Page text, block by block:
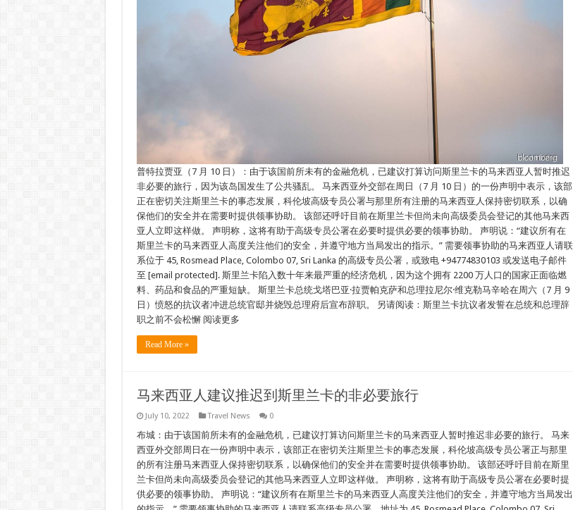
普特拉贾亚（7 月 10 日）：由于该国前所未有的金融危机，已建议打算访问斯里兰卡的马来西亚人暂时推迟
非必要的旅行，因为该岛国发生了公共骚乱。 马来西亚外交部在周日（7 月 10 日）的一份声明中表示，该部
正在密切关注斯里兰卡的事态发展，科伦坡高级专员公署与那里所有注册的马来西亚人保持密切联系，以确
保他们的安全并在需要时提供领事协助。 该部还呼吁目前在斯里兰卡但尚未向高级委员会登记的其他马来西
亚人立即这样做。 声明称，这将有助于高级专员公署在必要时提供必要的领事协助。 声明说：“建议所有在
斯里兰卡的马来西亚人高度关注他们的安全，并遵守地方当局发出的指示。” 需要领事协助的马来西亚人请联
系位于 45, Rosmead Place, Colombo 07, Sri Lanka 的高级专员公署，或致电 +94774830103 或发送电子邮件
至 [email protected]. 斯里兰卡陷入数十年来最严重的经济危机，因为这个拥有 2200 万人口的国家正面临燃
料、药品和食品的严重短缺。 斯里兰卡总统戈塔巴亚·拉贾帕克萨和总理拉尼尔·维克勒马辛哈在周六（7 月 9
日）愤怒的抗议者冲进总统官邸并烧毁总理府后宣布辞职。 另请阅读：斯里兰卡抗议者发誓在总统和总理辞
职之前不会松懈 阅读更多
Read More »
马来西亚人建议推迟到斯里兰卡的非必要旅行
July 10, 2022 Travel News 0
布城：由于该国前所未有的金融危机，已建议打算访问斯里兰卡的马来西亚人暂时推迟非必要的旅行。 马来
西亚外交部周日在一份声明中表示，该部正在密切关注斯里兰卡的事态发展，科伦坡高级专员公署正与那里
的所有注册马来西亚人保持密切联系，以确保他们的安全并在需要时提供领事协助。 该部还呼吁目前在斯里
兰卡但尚未向高级委员会登记的其他马来西亚人立即这样做。 声明称，这将有助于高级专员公署在必要时提
供必要的领事协助。 声明说：“建议所有在斯里兰卡的马来西亚人高度关注他们的安全，并遵守地方当局发出